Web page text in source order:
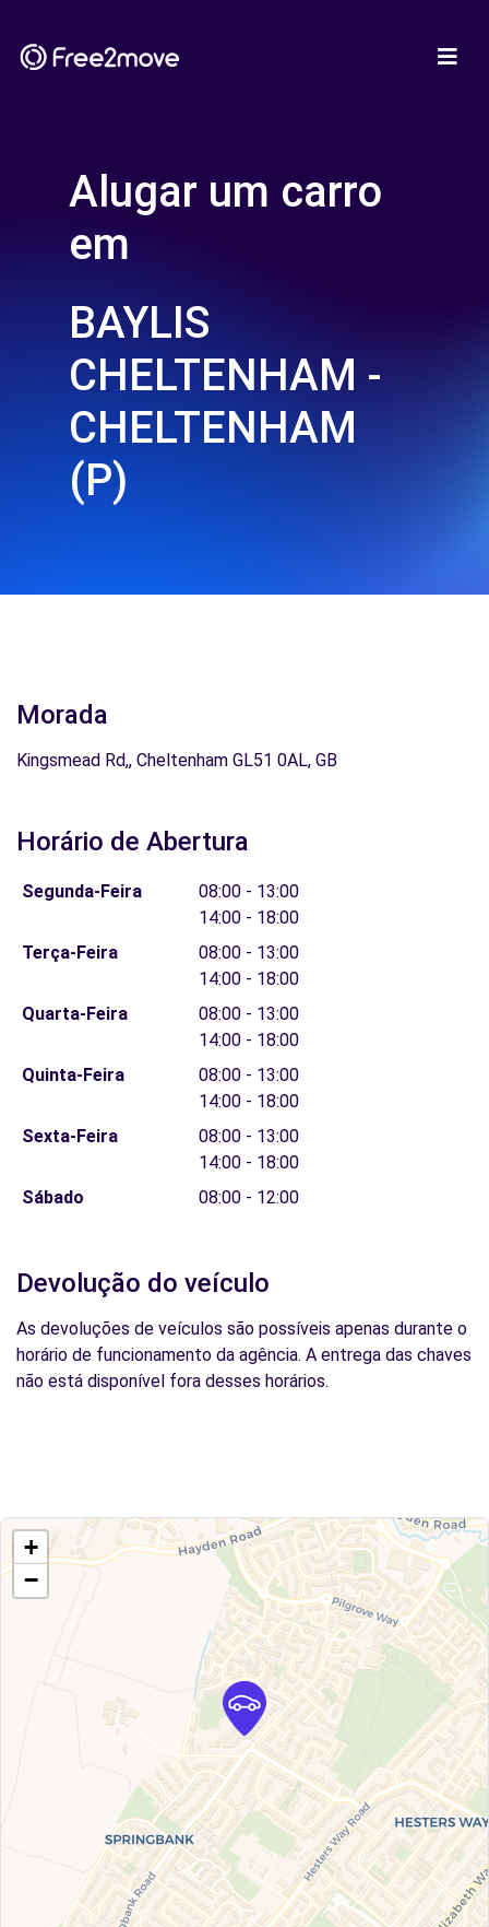
Alugar um carro
em
BAYLIS
CHELTENHAM -
CHELTENHAM
(P)
Morada
Kingsmead Rd,, Cheltenham GL51 0AL, GB
Horário de Abertura
Segunda-Feira
08:00 - 13:00
14:00 - 18:00
Terça-Feira
08:00 - 13:00
14:00 - 18:00
Quarta-Feira
08:00 - 13:00
14:00 - 18:00
Quinta-Feira
08:00 - 13:00
14:00 - 18:00
Sexta-Feira
08:00 - 13:00
14:00 - 18:00
Sábado
08:00 - 12:00
Devolução do veículo
As devoluções de veículos são possíveis apenas durante o
horário de funcionamento da agência. A entrega das chaves
não está disponível fora desses horários.
+
−